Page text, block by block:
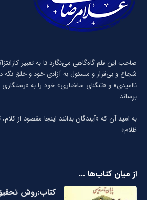
صاحب این قلم گاه‌گاهی می‌نگارد تا به تعبیر
شجاع و بی‌قرار و مسئول به آزادی خود و خلق نگه
ناامیدی» و «تنگنای ساختاری» خود را به
برساند…
به امید آن که «آیندگان بدانند اینجا مقصود از
ظلام»
از میان کتاب‌ها ...
کتاب:روش